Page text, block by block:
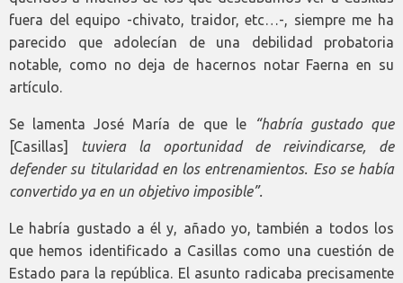
fuera del equipo -chivato, traidor, etc…-, siempre me ha
parecido que adolecían de una debilidad probatoria
notable, como no deja de hacernos notar Faerna en su
artículo.
Se lamenta José María de que le
“habría gustado que
[Casillas] tuviera la oportunidad de reivindicarse, de
defender su titularidad en los entrenamientos. Eso se había
convertido ya en un objetivo imposible”.
Le habría gustado a él y, añado yo, también a todos los
que hemos identificado a Casillas como una cuestión de
Estado para la república. El asunto radicaba precisamente